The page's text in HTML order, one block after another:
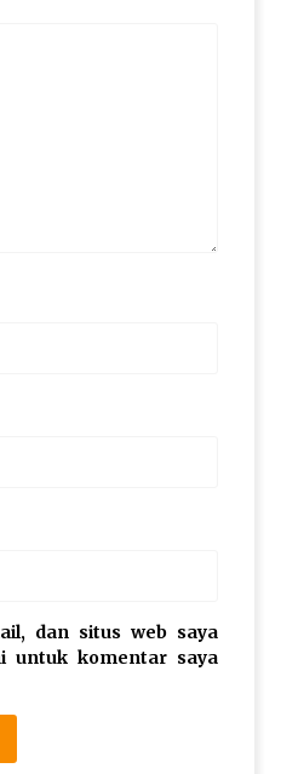
dan situs web saya
untuk komentar saya